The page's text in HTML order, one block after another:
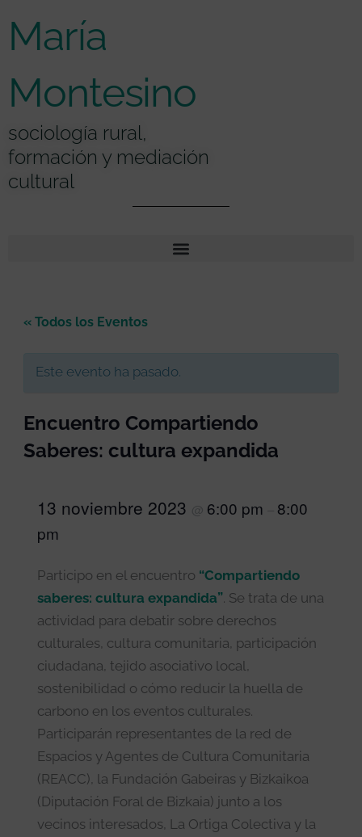
María
Montesino
sociología rural,
formación y mediación
cultural
« Todos los Eventos
Este evento ha pasado.
Encuentro Compartiendo
Saberes: cultura expandida
13 noviembre 2023 6:00 pm
8:00
pm
Participo en el encuentro “Compartiendo
saberes: cultura expandida” . Se trata de una
actividad para debatir sobre derechos
culturales, cultura comunitaria, participación
ciudadana, tejido asociativo local,
sostenibilidad o cómo reducir la huella de
carbono en los eventos culturales.
Participarán representantes de la red de
Espacios y Agentes de Cultura Comunitaria
(REACC), la Fundación Gabeiras y Bizkaikoa
(Diputación Foral de Bizkaia) junto a los
vecinos interesados, La Ortiga Colectiva y la